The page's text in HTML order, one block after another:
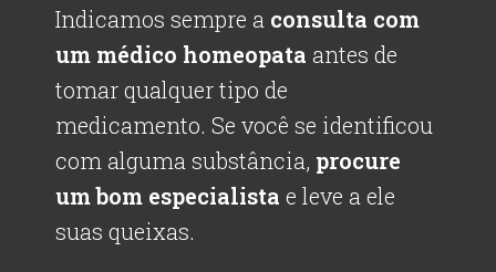
Indicamos sempre a consulta com
um médico homeopata antes de
tomar qualquer tipo de
medicamento. Se você se identificou
com alguma substância, procure
um bom especialista e leve a ele
suas queixas.